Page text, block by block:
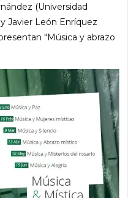
(Universidad
Javier León Enríquez
"Música y abrazo